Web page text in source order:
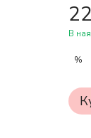
В
%